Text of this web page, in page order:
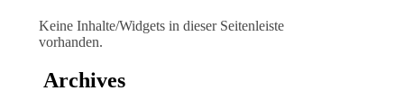
Keine Inhalte/Widgets in dieser Seitenleiste
vorhanden.
Archives